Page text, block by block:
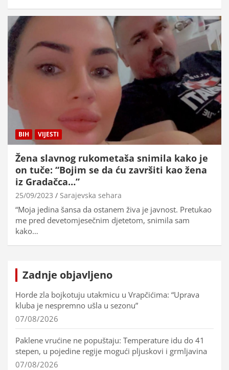
BIH VIJESTI
Žena slavnog rukometaša snimila kako je
on tuče: “Bojim se da ću završiti kao žena
iz Gradačca…”
25/09/2023 Sarajevska sehara
“Moja jedina šansa da ostanem živa je javnost. Pretukao
me pred devetomjesečnim djetetom, snimila sam
kako…
Zadnje objavljeno
Horde zla bojkotuju utakmicu u Vrapčićima: “Uprava
kluba je nespremno ušla u sezonu”
07/08/2026
Paklene vrućine ne popuštaju: Temperature idu do 41
stepen, u pojedine regije mogući pljuskovi i grmljavina
07/08/2026